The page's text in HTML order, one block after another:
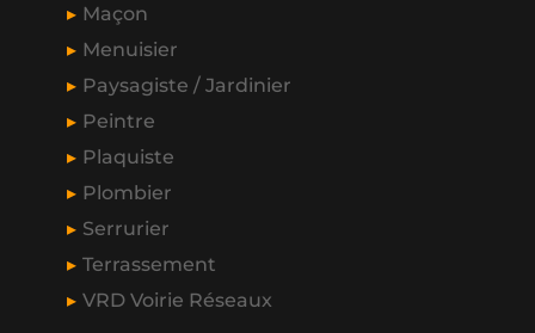
Maçon
Menuisier
Paysagiste / Jardinier
Peintre
Plaquiste
Plombier
Serrurier
Terrassement
VRD Voirie Réseaux